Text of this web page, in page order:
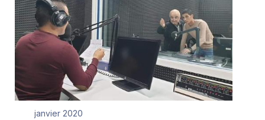
janvier 2020